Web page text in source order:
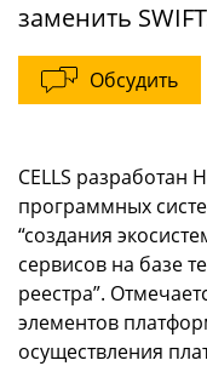
заменить
Обсудить
CELLS разработан
программных
“создания
сервисов на базе
реестра”.
элементов
осуществления